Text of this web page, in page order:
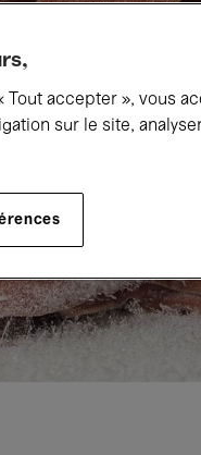
Tout accepter », vous
sur le site,